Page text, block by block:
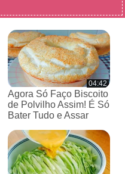
04:42
Agora Só Faço Biscoito
de Polvilho Assim! É Só
Bater Tudo e Assar